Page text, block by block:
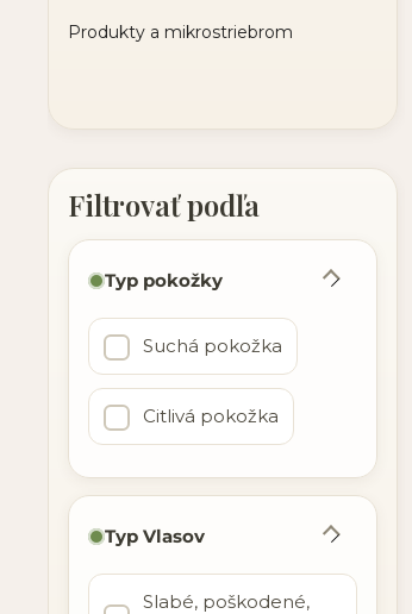
Produkty a mikrostriebrom
Typ pokožky
Suchá pokožka
Citlivá pokožka
Typ Vlasov
Slabé, poškodené,